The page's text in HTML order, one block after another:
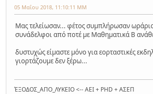
05 Μαΐου 2018, 11:10:11 ΜΜ
Μας τελείωσαν... φέτος συμπλήρωσαν
συνάδελφοι από ποτέ με Μαθηματικά Β
δυστυχώς είμαστε μόνο για εορταστικές
γιορτάζουμε δεν ξέρω...
ΈΞΟΔΟΣ_ΑΠΟ_ΛΥΚΕΙΟ <-- ΑΕΙ + PHD + ΑΣΕΠ